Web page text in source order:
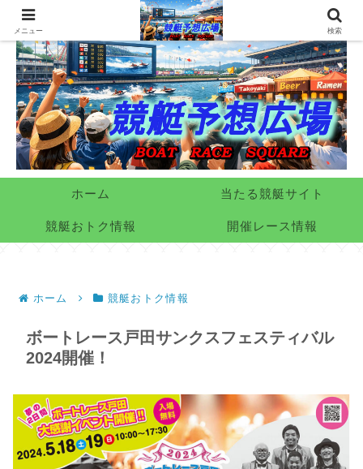
ホーム 当たる競艇サイト
競艇おトク情報 開催レース情報
ホーム 競艇おトク情報
ボートレース戸田サンクスフェスティバル
2024開催！
メニュー 検索